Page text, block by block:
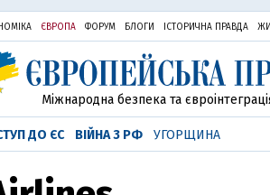
ЄВРОПА ФОРУМ БЛОГИ ІСТОРИЧНА ПРАВДА
Міжнародна безпека та
ДО ЄС ВІЙНА З РФ УГОРЩИНА